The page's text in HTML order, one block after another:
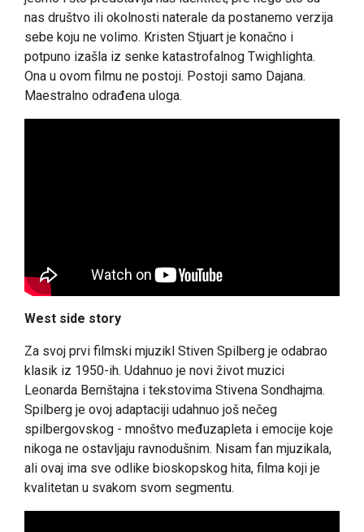
nas društvo ili okolnosti naterale da postanemo verzija
sebe koju ne volimo. Kristen Stjuart je konačno i
potpuno izašla iz senke katastrofalnog Twighlighta.
Ona u ovom filmu ne postoji. Postoji samo Dajana.
Maestralno odrađena uloga.
West side story
Za svoj prvi filmski mjuzikl Stiven Spilberg je odabrao
klasik iz 1950-ih. Udahnuo je novi život muzici
Leonarda Bernštajna i tekstovima Stivena Sondhajma.
Spilberg je ovoj adaptaciji udahnuo još nečeg
spilbergovskog - mnoštvo međuzapleta i emocije koje
nikoga ne ostavljaju ravnodušnim. Nisam fan mjuzikala,
ali ovaj ima sve odlike bioskopskog hita, filma koji je
kvalitetan u svakom svom segmentu.